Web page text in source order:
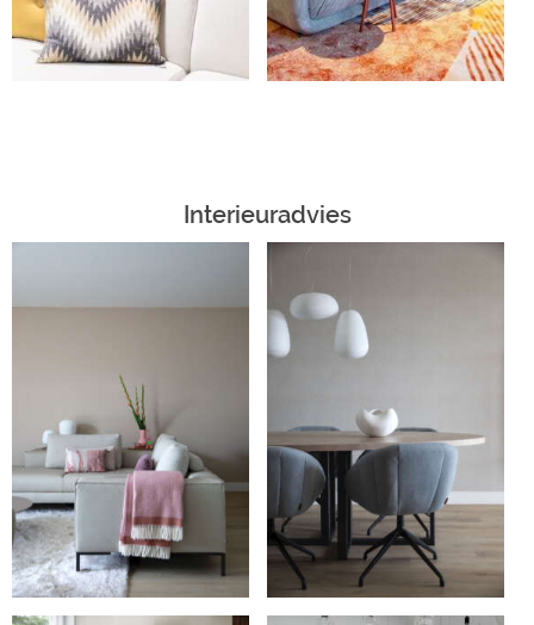
Interieuradvies